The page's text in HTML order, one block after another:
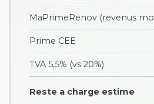
MaPrimeRenov (revenus
Prime CEE
TVA 5,5% (vs 20%)
Reste a charge estime